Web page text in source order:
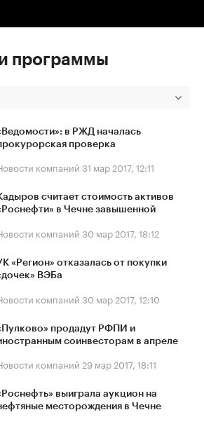
программы
в РЖД началась
проверка
компаний31 мар 2017, 12:11
считает стоимость активов
в Чечне завышенной
компаний30 мар 2017, 18:12
«Регион» отказалась от покупки
ВЭБа
компаний30 мар 2017, 12:10
продадут РФПИ и
соинвесторам в апреле
компаний 29 мар 2017, 18:11
выиграла аукцион на
месторождения в Чечне